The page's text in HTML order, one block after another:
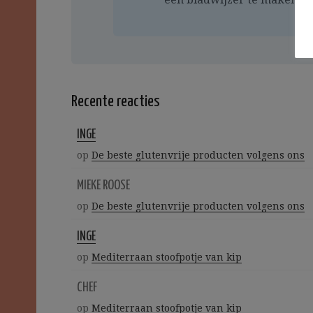
Recente reacties
INGE
op De beste glutenvrije producten volgens ons
MIEKE ROOSE
op De beste glutenvrije producten volgens ons
INGE
op Mediterraan stoofpotje van kip
CHEF
op Mediterraan stoofpotje van kip